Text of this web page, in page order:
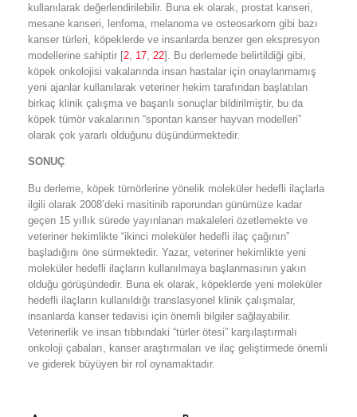
kullanılarak değerlendirilebilir. Buna ek olarak, prostat kanseri,
mesane kanseri, lenfoma, melanoma ve osteosarkom gibi bazı
kanser türleri, köpeklerde ve insanlarda benzer gen ekspresyon
modellerine sahiptir [2 17 22]. Bu derlemede belirtildiği gibi,
köpek onkolojisi vakalarında insan hastalar için onaylanmamış
yeni ajanlar kullanılarak veteriner hekim tarafından başlatılan
birkaç klinik çalışma ve başarılı sonuçlar bildirilmiştir, bu da
köpek tümör vakalarının “spontan kanser hayvan modelleri”
olarak çok yararlı olduğunu düşündürmektedir.
SONUÇ
Bu derleme, köpek tümörlerine yönelik moleküler hedefli ilaçlarla
ilgili olarak 2008’deki masitinib raporundan günümüze kadar
geçen 15 yıllık sürede yayınlanan makaleleri özetlemekte ve
veteriner hekimlikte “ikinci moleküler hedefli ilaç çağının”
başladığını öne sürmektedir. Yazar, veteriner hekimlikte yeni
moleküler hedefli ilaçların kullanılmaya başlanmasının yakın
olduğu görüşündedir. Buna ek olarak, köpeklerde yeni moleküler
hedefli ilaçların kullanıldığı translasyonel klinik çalışmalar,
insanlarda kanser tedavisi için önemli bilgiler sağlayabilir.
Veterinerlik ve insan tıbbındaki “türler ötesi” karşılaştırmalı
onkoloji çabaları, kanser araştırmaları ve ilaç geliştirmede önemli
ve giderek büyüyen bir rol oynamaktadır.